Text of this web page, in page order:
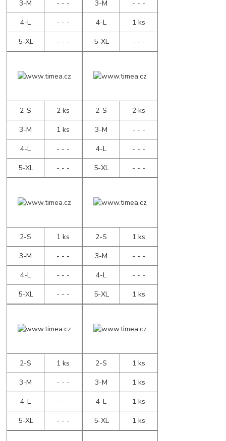
3-M
- - -
4-L
- - -
5-XL
- - -
3-M
- - -
4-L
1 ks
5-XL
- - -
2-S
2 ks
3-M
1 ks
4-L
- - -
5-XL
- - -
2-S
2 ks
3-M
- - -
4-L
- - -
5-XL
- - -
2-S
1 ks
3-M
- - -
4-L
- - -
5-XL
- - -
2-S
1 ks
3-M
- - -
4-L
- - -
5-XL
1 ks
2-S
1 ks
3-M
- - -
4-L
- - -
5-XL
- - -
2-S
1 ks
3-M
1 ks
4-L
1 ks
5-XL
1 ks